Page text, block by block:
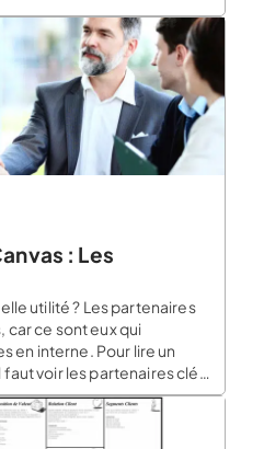
: Les
utilité ? Les partenaires
car ce sont eux qui
en interne. Pour lire un
voir les partenaires clés,
activités clés comme trois
en permanence. La
composantes peut avoir […]